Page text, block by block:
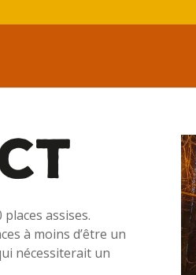
assises.
à moins d’être un
nécessiterait un